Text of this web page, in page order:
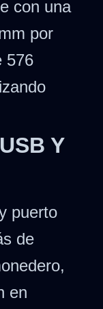
con una
por
576
Y
puerto
de
en